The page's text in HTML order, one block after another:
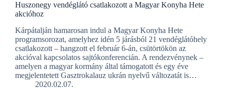
Huszonegy vendéglátó csatlakozott a Magyar Konyha Hete
akcióhoz
Kárpátalján hamarosan indul a Magyar Konyha Hete
programsorozat, amelyhez idén 5 járásból 21 vendéglátóhely
csatlakozott – hangzott el február 6-án, csütörtökön az
akcióval kapcsolatos sajtókonferencián. A rendezvénynek –
amelyen a magyar kormány által támogatott és egy éve
megjelentetett Gasztrokalauz ukrán nyelvű változatát is…
2020.02.07.